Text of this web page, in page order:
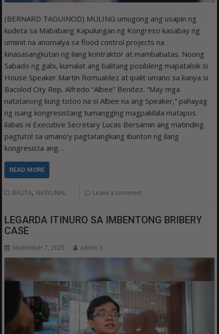
(BERNARD TAGUINOD) MULING umugong ang usapin ng
kudeta sa Mababang Kapulungan ng Kongreso kasabay ng
umiinit na anomalya sa flood control projects na
kinasasangkutan ng ilang kontraktor at mambabatas. Noong
Sabado ng gabi, kumalat ang balitang posibleng mapatalsik si
House Speaker Martin Romualdez at ipalit umano sa kanya si
Bacolod City Rep. Alfredo “Albee” Benitez. “May mga
natatanong kung totoo na si Albee na ang Speaker,” pahayag
ng isang kongresistang tumangging magpakilala matapos
ilabas ni Executive Secretary Lucas Bersamin ang matinding
pagtutol sa umano’y pagtatangkang ibunton ng ilang
kongresista ang…
READ MORE
BALITA, NASYUNAL Leave a comment
LEGARDA ITINURO SA IMBENTONG BRIBERY
CASE
September 7, 2025 admin 3